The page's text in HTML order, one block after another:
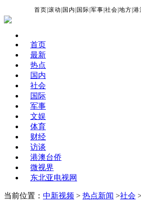
首页 |滚动 国内 国际 |军事 |社会 |地方 |港
首页
最新
热点
国内
社会
国际
军事
文娱
体育
财经
访谈
港澳台侨
微视界
东北亚电视网
当前位置： 中新视频 > 热点新闻 >社会